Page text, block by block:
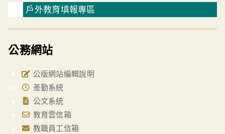
戶外教育填報專區
公務網站
公版網站編輯說明
差勤系統
公文系統
教育雲信箱
教職員工信箱